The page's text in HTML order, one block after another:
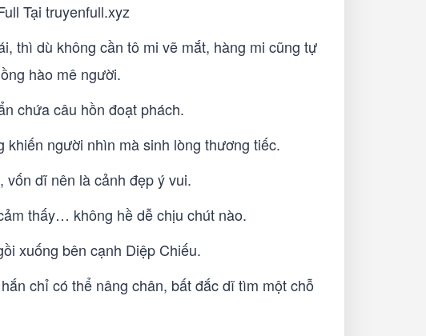
Tại truyenfull.xyz
thì dù không cần tô mi vẽ mắt, hàng mi cũng tự
hào mê người.
chứa câu hồn đoạt phách.
người nhìn mà sinh lòng thương tiếc.
dĩ nên là cảnh đẹp ý vui.
thấy… không hề dễ chịu chút nào.
xuống bên cạnh Diệp Chiếu.
chỉ có thể nâng chân, bất đắc dĩ tìm một chỗ